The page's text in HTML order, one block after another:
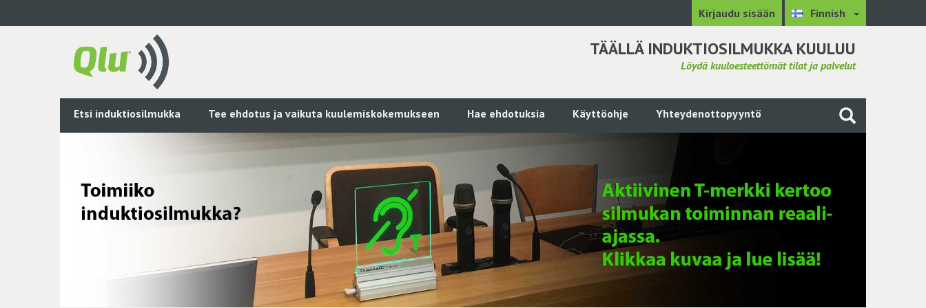
Kirjaudu sisään Finnish
TÄÄLLÄ INDUKTIOSILMUKKA KUULUU
Löydä kuuloesteettömät tilat ja palvelut
Etsi induktiosilmukka Tee ehdotus ja vaikuta kuulemiskokemukseen Hae ehdotuksia Käyttöohje Yhteydenottopyyntö